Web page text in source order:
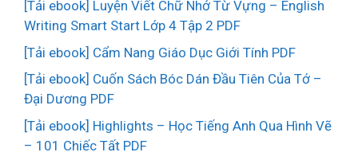
[Tải ebook] Luyện Viết Chữ Nhớ Từ Vựng – English
Writing Smart Start Lớp 4 Tập 2 PDF
[Tải ebook] Cẩm Nang Giáo Dục Giới Tính PDF
[Tải ebook] Cuốn Sách Bóc Dán Đầu Tiên Của Tớ –
Đại Dương PDF
[Tải ebook] Highlights – Học Tiếng Anh Qua Hình Vẽ
– 101 Chiếc Tất PDF